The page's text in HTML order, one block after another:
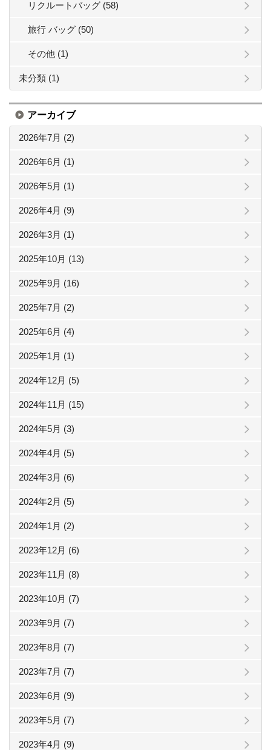
リクルートバッグ (58)
旅行 バッグ (50)
その他 (1)
未分類 (1)
アーカイブ
2026年7月 (2)
2026年6月 (1)
2026年5月 (1)
2026年4月 (9)
2026年3月 (1)
2025年10月 (13)
2025年9月 (16)
2025年7月 (2)
2025年6月 (4)
2025年1月 (1)
2024年12月 (5)
2024年11月 (15)
2024年5月 (3)
2024年4月 (5)
2024年3月 (6)
2024年2月 (5)
2024年1月 (2)
2023年12月 (6)
2023年11月 (8)
2023年10月 (7)
2023年9月 (7)
2023年8月 (7)
2023年7月 (7)
2023年6月 (9)
2023年5月 (7)
2023年4月 (9)